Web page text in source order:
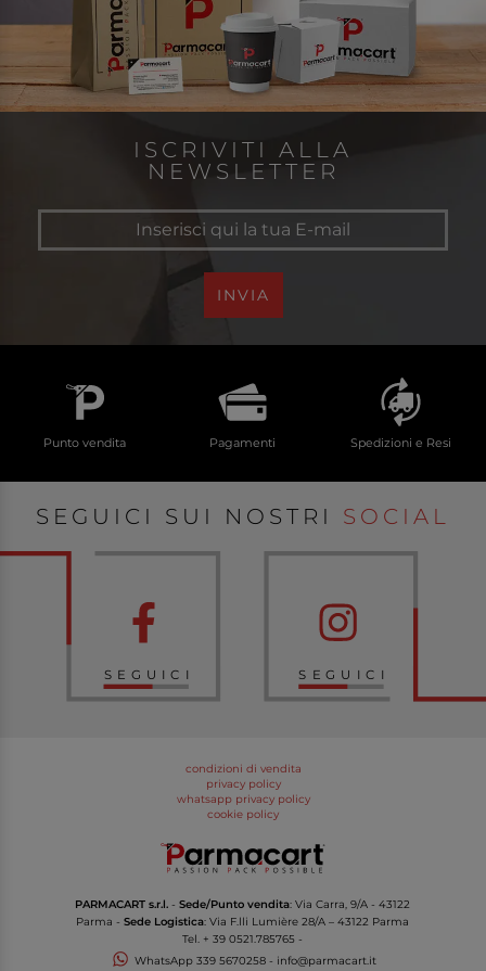
ISCRIVITI ALLA
NEWSLETTER
INVIA
Punto vendita Pagamenti Spedizioni e Resi
SEGUICI SUI NOSTRI SOCIAL
SEGUICI SEGUICI
condizioni di vendita
privacy policy
whatsapp privacy policy
cookie policy
PARMACART s.r.l. -Sede/Punto vendita: Via Carra, 9/A - 43122
Parma -Sede Logistica: Via F.lli Lumière 28/A – 43122 Parma
Tel. + 39 0521.785765 -
WhatsApp 339 5670258- info@parmacart.it